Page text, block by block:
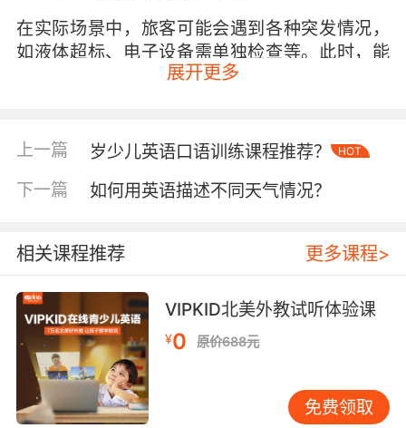
在实际场景中，旅客可能会遇到各种突发情况，
如液体超标、电子设备需单独检查等。此时，能
够用英语清晰地解释自己的物品和意图，有助于
液体吗？）时，可以回答“Yes, but they are all
（是的，但都是小容器且在允许范围内。）
良好的沟通技巧不仅能帮助旅客顺利通过安检，
还能展现个人素养。在与安检人员交流时，应保
持礼貌和耐心，使用恰当的敬语和感谢用语。例
如，开头可以说“Good morning/afternoon,
sir/ma'am.”（早上好/下午好，先生/女士。）结
束时不忘道谢，“Thank you for your help.”（谢
谢你的帮助。）
展开更多
上一篇 岁少儿英语口语训练课程推荐？ HOT
下一篇 如何用英语描述不同天气情况？
相关课程推荐 更多课程>
VIPKID北美外教试听体验课
¥0 原价688元
免费领取